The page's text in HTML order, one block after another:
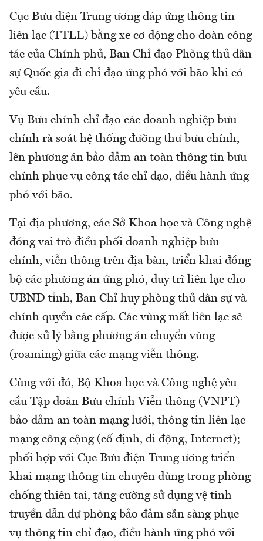
Cục Bưu điện Trung ương đáp ứng thông tin
liên lạc (TTLL) bằng xe cơ động cho đoàn công
tác của Chính phủ, Ban Chỉ đạo Phòng thủ dân
sự Quốc gia đi chỉ đạo ứng phó với bão khi có
yêu cầu.
Vụ Bưu chính chỉ đạo các doanh nghiệp bưu
chính rà soát hệ thống đường thư bưu chính,
lên phương án bảo đảm an toàn thông tin bưu
chính phục vụ công tác chỉ đạo, điều hành ứng
phó với bão.
Tại địa phương, các Sở Khoa học và Công nghệ
đóng vai trò điều phối doanh nghiệp bưu
chính, viễn thông trên địa bàn, triển khai đồng
bộ các phương án ứng phó, duy trì liên lạc cho
UBND tỉnh, Ban Chỉ huy phòng thủ dân sự và
chính quyền các cấp. Các vùng mất liên lạc sẽ
được xử lý bằng phương án chuyển vùng
(roaming) giữa các mạng viễn thông.
Cùng với đó, Bộ Khoa học và Công nghệ yêu
cầu Tập đoàn Bưu chính Viễn thông (VNPT)
bảo đảm an toàn mạng lưới, thông tin liên lạc
mạng công cộng (cố định, di động, Internet);
phối hợp với Cục Bưu điện Trung ương triển
khai mạng thông tin chuyên dùng trong phòng
chống thiên tai, tăng cường sử dụng vệ tinh
truyền dẫn dự phòng bảo đảm sẵn sàng phục
vụ thông tin chỉ đạo, điều hành ứng phó với